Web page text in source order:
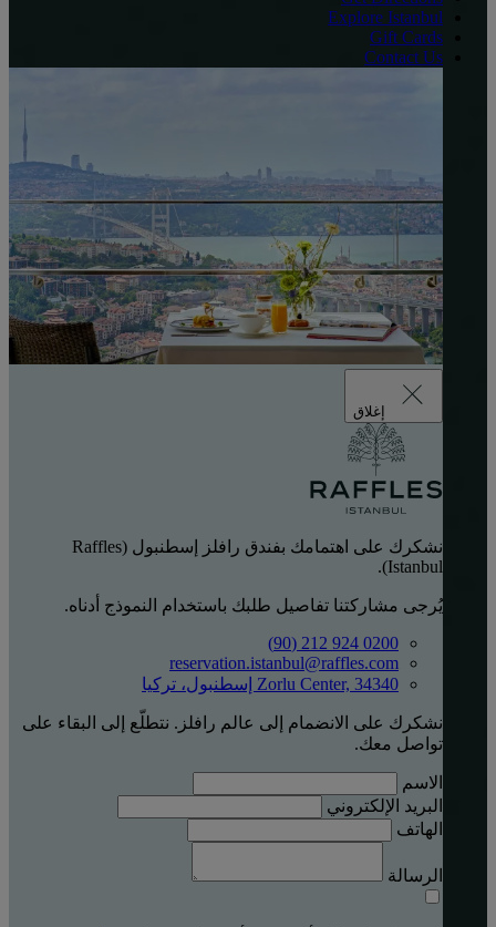
Explore Istanbul
Gift Cards
Contact Us
إغلاق
نشكرك على اهتمامك بفندق رافلز إسطنبول (Raffles
Istanbul).
يُرجى مشاركتنا تفاصيل طلبك باستخدام النموذج أدناه.
0200 924 212 (90)
reservation.istanbul@raffles.com
Zorlu Center, 34340 إسطنبول، تركيا
نشكرك على الانضمام إلى عالم رافلز. نتطلّع إلى البقاء على
تواصل معك.
الاسم
البريد الإلكتروني
الهاتف
الرسالة